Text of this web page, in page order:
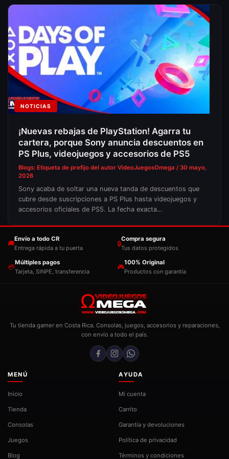
NOTICIAS
¡Nuevas rebajas de PlayStation! Agarra tu
cartera, porque Sony anuncia descuentos en
PS Plus, videojuegos y accesorios de PS5
Blogs: Etiqueta de prefijo del autor VideoJuegosOmega / 30 mayo,
2026
Sony acaba de soltar una nueva tanda de descuentos que
cubre desde suscripciones a PS Plus hasta videojuegos y
accesorios oficiales de PS5. La fecha exacta…
🚚
Envío a todo CR
Entrega rápida a tu puerta
🔒
Compra segura
Tus datos protegidos
💳
Múltiples pagos
Tarjeta, SINPE, transferencia
🎮
100% Original
Productos con garantía
Tu tienda gamer en Costa Rica. Consolas, juegos, accesorios y reparaciones,
con envío a todo el país.
MENÚ
Inicio
Tienda
Consolas
Juegos
Blog
AYUDA
Mi cuenta
Carrito
Garantía y devoluciones
Política de privacidad
Términos y condiciones